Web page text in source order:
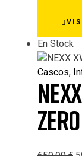
En Stock
Cascos,